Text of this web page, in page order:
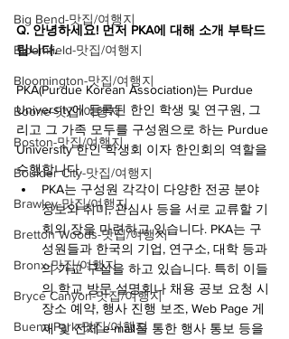
Big Bend-맛집/여행지
Bloomfield-맛집/여행지
Bloomington-맛집/여행지
Boone-맛집/여행지
Boston-맛집/여행지
Boulder City-맛집/여행지
Brawley-맛집/여행지
Bretton Woods-맛집/여행지
Bronx-맛집/여행지
Bryce Canyon-맛집/여행지
Buena Park-맛집/여행지
Q. 안녕하세요! 먼저 PKA에 대해 소개 부탁드
립니다.
PKA(Purdue Korean Association)는 Purdue
University에 등록된 한인 학생 및 연구원, 그
리고 그 가족 모두를 구성원으로 하는 Purdue
University 한인 학생회 이자 한인회의 역할을
수행합니다.
PKA는 구성원 각각이 다양한 전공 분야
정보와 취미, 관심사 등을 서로 교류할 기
회의 장을 마련하고 있습니다. PKA는 구
성원들과 한국의 기업, 연구소, 대학 등과
의 가교 구실을 하고 있습니다. 특히 이들
의 학교 방문 설명회나 채용 공보 요청 시
장소 예약, 행사 진행 보조, Web Page 게
재 및 전체 e-mail을 통한 행사 통보 등을